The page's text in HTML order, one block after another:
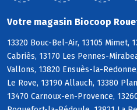
Votre magasin Biocoop
13320 Bouc-Bel-Air, 13105 Mimet,
Cabriès, 13170 Les Pennes-
Vallons, 13820 Ensuès-la-
Le Rove, 13190 Allauch, 13380
13470 Carnoux-en-Provence,